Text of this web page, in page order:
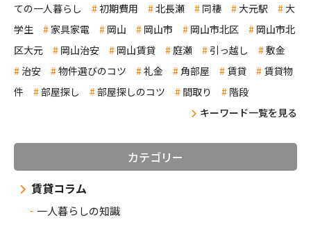
ての一人暮らし
初期費用 北長瀬 同棲 大元駅
大
学生
家具家電 岡山 岡山市 岡山市北区
岡山市北
区大元
岡山治安 岡山賃貸 庭瀬 引っ越し
敷金
治安
物件選びのコツ 礼金 角部屋 賃貸
賃貸物
件
部屋探し 部屋探しのコツ 間取り
階段
キーワード一覧を見る
カテゴリー
賃貸コラム
一人暮らしの知識